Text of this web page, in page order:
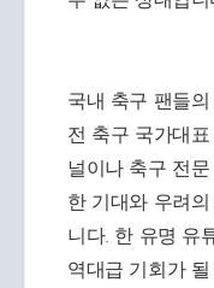
국내 축구 팬들
전 축구 국가대
널이나 축구 전
한 기대와 우려
니다. 한 유명 유
역대급 기회가